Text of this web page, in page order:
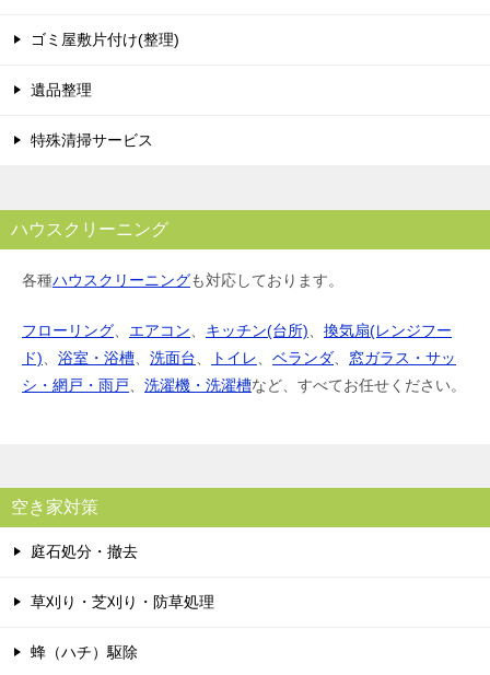
ゴミ屋敷片付け(整理)
遺品整理
特殊清掃サービス
ハウスクリーニング
各種ハウスクリーニングも対応しております。
フローリング、 エアコン、 キッチン(台所)、 換気扇(レンジフー
ド)、 浴室・浴槽、 洗面台、 トイレ、 ベランダ、 窓ガラス・サッ
シ・網戸・雨戸、 洗濯機・洗濯槽など、すべてお任せください。
空き家対策
庭石処分・撤去
草刈り・芝刈り・防草処理
蜂（ハチ）駆除